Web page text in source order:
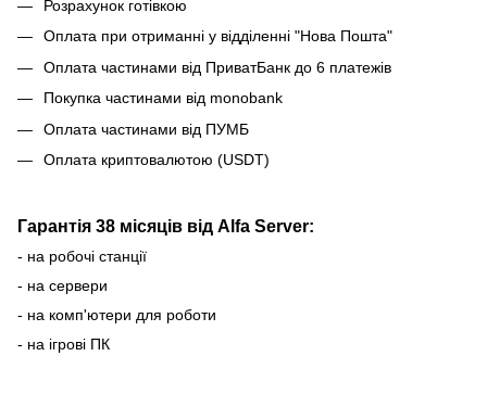
Розрахунок готівкою
Оплата при отриманні у відділенні "Нова Пошта"
Оплата частинами від ПриватБанк до 6 платежів
Покупка частинами від monobank
Оплата частинами від ПУМБ
Оплата криптовалютою (USDT)
Гарантія 38 місяців від Alfa Server:
- на робочі станції
- на сервери
- на комп'ютери для роботи
- на ігрові ПК